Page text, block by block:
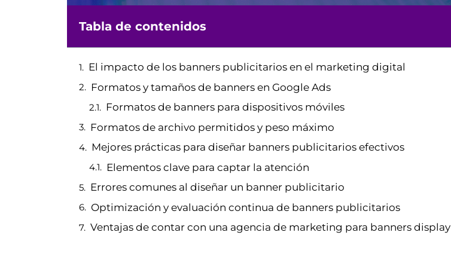
Tabla de contenidos
El impacto de los banners publicitarios en el marketing digital
Formatos y tamaños de banners en Google Ads
Formatos de banners para dispositivos móviles
Formatos de archivo permitidos y peso máximo
Mejores prácticas para diseñar banners publicitarios efectivos
Elementos clave para captar la atención
Errores comunes al diseñar un banner publicitario
Optimización y evaluación continua de banners publicitarios
Ventajas de contar con una agencia de marketing para banners display